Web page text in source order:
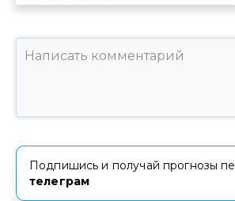
Подпишись и получай прогнозы
телеграм